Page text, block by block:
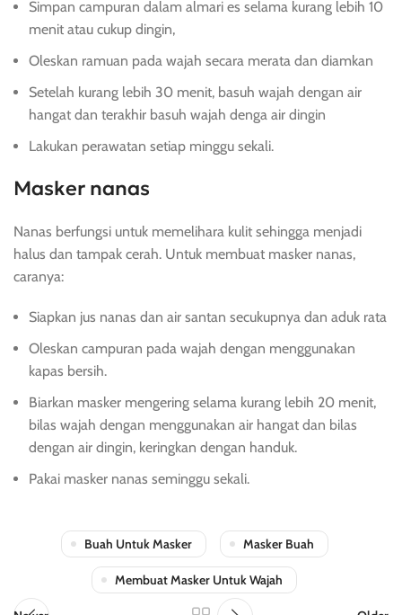
Simpan campuran dalam almari es selama kurang lebih 10
menit atau cukup dingin,
Oleskan ramuan pada wajah secara merata dan diamkan
Setelah kurang lebih 30 menit, basuh wajah dengan air
hangat dan terakhir basuh wajah denga air dingin
Lakukan perawatan setiap minggu sekali.
Masker nanas
Nanas berfungsi untuk memelihara kulit sehingga menjadi
halus dan tampak cerah. Untuk membuat masker nanas,
caranya:
Siapkan jus nanas dan air santan secukupnya dan aduk rata
Oleskan campuran pada wajah dengan menggunakan
kapas bersih.
Biarkan masker mengering selama kurang lebih 20 menit,
bilas wajah dengan menggunakan air hangat dan bilas
dengan air dingin, keringkan dengan handuk.
Pakai masker nanas seminggu sekali.
Buah Untuk Masker Masker Buah
Membuat Masker Untuk Wajah